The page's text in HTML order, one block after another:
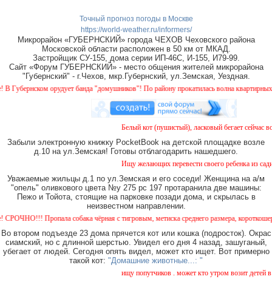
Точный прогноз погоды в Москве
https://world-weather.ru/informers/
Микрорайон «ГУБЕРНСКИЙ» города ЧЕХОВ Чеховского района
Московской области расположен в 50 км от МКАД.
Застройщик СУ-155, дома серии ИП-46С, И-155, И79-99.
Сайт «Форум ГУБЕРНСКИЙ» - место общения жителей микрорайона
"Губернский" - г.Чехов, мкр.Губернский, ул.Земская, Уездная.
орудует банда "домушников"! По району прокатилась волна квартирных
Белый кот (пушистый), ласковый бегает сейчас
Забыли электронную книжку PocketBook на детской площадке возле
д.10 на ул.Земская! Готовы отблагодарить нашедшего.
Ищу желающих перевести своего ребенка из
Уважаемые жильцы д.1 по ул.Земская и его соседи! Женщина на а/м
"опель" оливкового цвета №у 275 рс 197 протаранила две машины:
Пежо и Тойота, стоящие на парковке позади дома, и скрылась в
неизвестном направлении.
Пропала собака чёрная с тигровым, метиска среднего размера,
Во втором подъезде 23 дома прячется кот или кошка (подросток). Окрас
сиамский, но с длинной шерстью. Увидел его дня 4 назад, зашуганый,
убегает от людей. Сегодня опять видел, может кто ищет. Вот примерно
такой кот: "Домашние животные...: "
ищу попутчиков . может кто утром возит детей